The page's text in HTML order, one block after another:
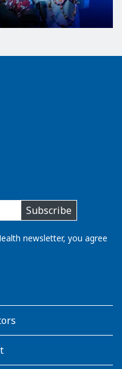
Subscribe
newsletter, you agree